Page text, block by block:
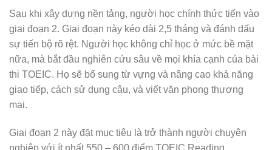
Sau khi xây dựng nền tảng, người học chính thức tiến vào
giai đoạn 2. Giai đoạn này kéo dài 2,5 tháng và đánh dấu
sự tiến bộ rõ rệt. Người học không chỉ học ở mức bề mặt
nữa, mà bắt đầu nghiên cứu sâu về mọi khía cạnh của bài
thi TOEIC. Họ sẽ bổ sung từ vựng và nâng cao khả năng
giao tiếp, cách sử dụng câu, và viết văn phong thương
mại.
Giai đoạn 2 này đặt mục tiêu là trở thành người chuyên